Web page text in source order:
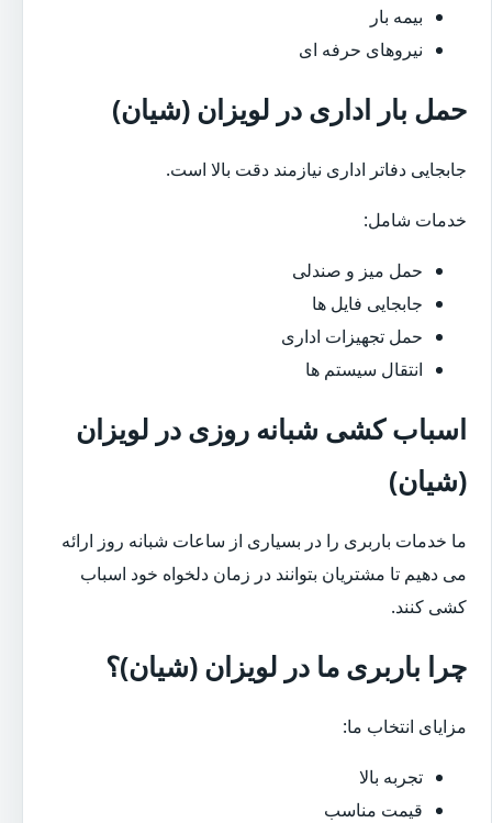
بیمه بار
نیروهای حرفه ای
حمل بار اداری در لویزان (شیان)
جابجایی دفاتر اداری نیازمند دقت بالا است.
خدمات شامل:
حمل میز و صندلی
جابجایی فایل ها
حمل تجهیزات اداری
انتقال سیستم ها
اسباب کشی شبانه روزی در لویزان
(شیان)
ما خدمات باربری را در بسیاری از ساعات شبانه روز ارائه
می دهیم تا مشتریان بتوانند در زمان دلخواه خود اسباب
کشی کنند.
چرا باربری ما در لویزان (شیان)؟
مزایای انتخاب ما:
تجربه بالا
قیمت مناسب